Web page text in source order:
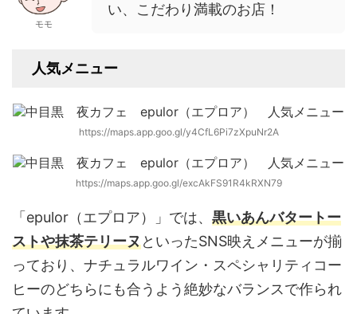
モモ
い、こだわり満載のお店！
人気メニュー
https://maps.app.goo.gl/y4CfL6Pi7zXpuNr2A
https://maps.app.goo.gl/excAkFS91R4kRXN79
「epulor（エプロア）」では、 黒いあんバタートー
ストや抹茶テリーヌといったSNS映えメニューが揃
っており、ナチュラルワイン・スペシャリティコー
ヒーのどちらにも合うよう絶妙なバランスで作られ